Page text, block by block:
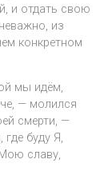
и отдать свою
из
конкретном
мы идём,
— молился
смерти, —
буду Я,
славу,